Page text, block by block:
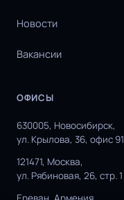
Новости
Вакансии
ОФИСЫ
630005, Новосибирск,
ул. Крылова, 36, офис 91
121471, Москва,
ул. Рябиновая, 26, стр. 1